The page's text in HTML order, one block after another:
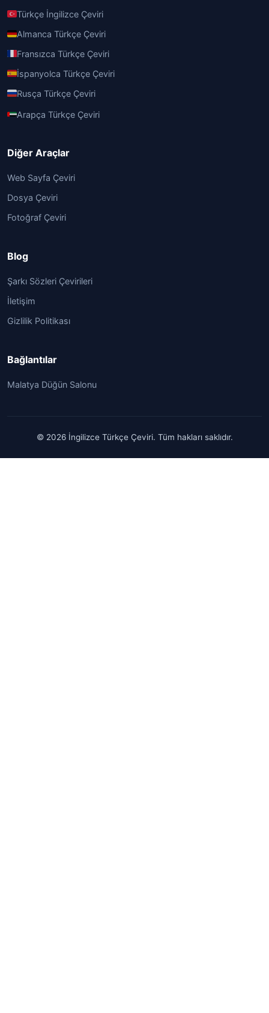
Türkçe İngilizce Çeviri
Almanca Türkçe Çeviri
Fransızca Türkçe Çeviri
İspanyolca Türkçe Çeviri
Rusça Türkçe Çeviri
Arapça Türkçe Çeviri
Diğer Araçlar
Web Sayfa Çeviri
Dosya Çeviri
Fotoğraf Çeviri
Blog
Şarkı Sözleri Çevirileri
İletişim
Gizlilik Politikası
Bağlantılar
Malatya Düğün Salonu
© 2026 İngilizce Türkçe Çeviri. Tüm hakları saklıdır.